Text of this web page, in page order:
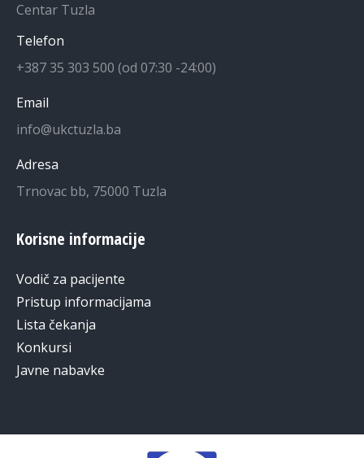
Centar Tuzla
Telefon
+387 35 303 500 (od 07:30 -24:00)
Email
info@ukctuzla.ba
Adresa
Trnovac bb, 75000 Tuzla
Korisne informacije
Vodič za pacijente
Pristup informacijama
Lista čekanja
Konkursi
Javne nabavke